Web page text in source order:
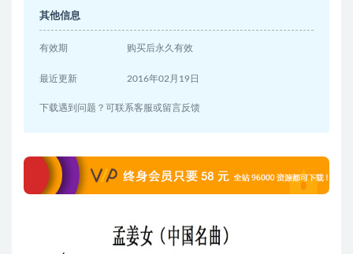
其他信息
有效期 购买后永久有效
最近更新 2016年02月19日
下载遇到问题？可联系客服或留言反馈